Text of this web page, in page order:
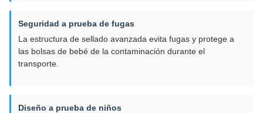
Seguridad a prueba de fugas
La estructura de sellado avanzada evita fugas y protege a
las bolsas de bebé de la contaminación durante el
transporte.
Diseño a prueba de niños